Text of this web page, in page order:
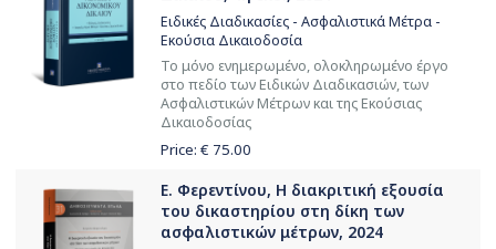
Ειδικές Διαδικασίες - Ασφαλιστικά Μέτρα -
Εκούσια Δικαιοδοσία
Το μόνο ενημερωμένο, ολοκληρωμένο έργο
στο πεδίο των Ειδικών Διαδικασιών, των
Ασφαλιστικών Μέτρων και της Εκούσιας
Δικαιοδοσίας
Price: € 75.00
Ε. Φερεντίνου, Η διακριτική εξουσία
του δικαστηρίου στη δίκη των
ασφαλιστικών μέτρων, 2024